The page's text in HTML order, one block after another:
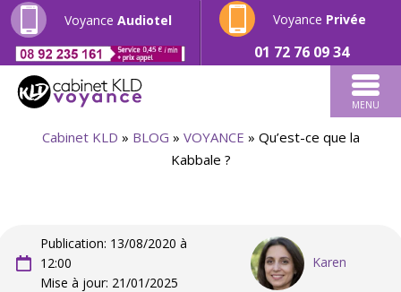
Voyance Audiotel Voyance Privée
01 72 76 09 34
MENU
Cabinet KLD » BLOG » VOYANCE » Qu’est-ce que la
Kabbale ?
Publication: 13/08/2020 à
12:00
Mise à jour: 21/01/2025
Karen